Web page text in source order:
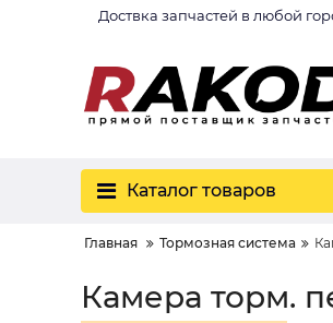
Доствка запчастей в любой
Каталог товаров
Главная Тормозная система
Камера торм.